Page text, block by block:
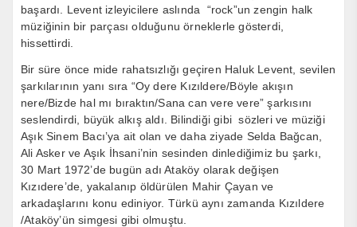
başardı. Levent izleyicilere aslında “rock”un zengin halk
müziğinin bir parçası olduğunu örneklerle gösterdi,
hissettirdi.
Bir süre önce mide rahatsızlığı geçiren Haluk Levent, sevilen
şarkılarının yanı sıra “Oy dere Kızıldere/Böyle akışın
nere/Bizde hal mı bıraktın/Sana can vere vere” şarkısını
seslendirdi, büyük alkış aldı. Bilindiği gibi sözleri ve müziği
Aşık Sinem Bacı’ya ait olan ve daha ziyade Selda Bağcan,
Ali Asker ve Aşık İhsani’nin sesinden dinlediğimiz bu şarkı,
30 Mart 1972’de bugün adı Ataköy olarak değişen
Kızıdere’de, yakalanıp öldürülen Mahir Çayan ve
arkadaşlarını konu ediniyor. Türkü aynı zamanda Kızıldere
/Ataköy’ün simgesi gibi olmuştu.